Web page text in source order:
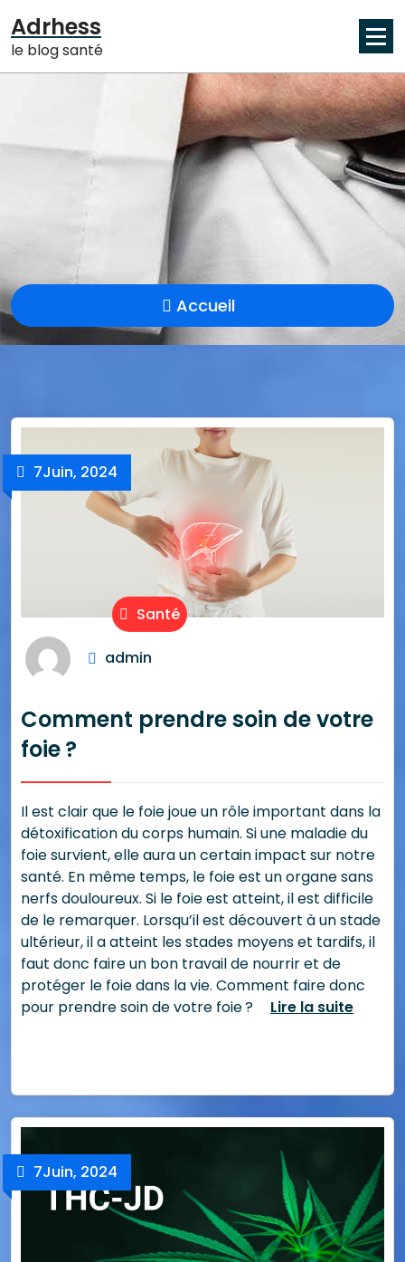
au
contenu
Adrhess
le blog santé
Accueil
Santé
7Juin, 2024
admin
Comment prendre soin de votre
foie ?
Il est clair que le foie joue un rôle important dans la
détoxification du corps humain. Si une maladie du
foie survient, elle aura un certain impact sur notre
santé. En même temps, le foie est un organe sans
nerfs douloureux. Si le foie est atteint, il est difficile
de le remarquer. Lorsqu’il est découvert à un stade
ultérieur, il a atteint les stades moyens et tardifs, il
faut donc faire un bon travail de nourrir et de
protéger le foie dans la vie. Comment faire donc
pour prendre soin de votre foie ?
Lire la suite
7Juin, 2024